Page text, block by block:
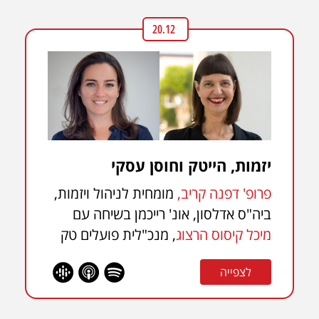
20.12
יזמות, הייטק וחוסן עסקי
פרופ' דפנה קריב, מומחית לניהול ויזמות,
ביה"ס אדלסון, אונ' רייכמןבשיחה עם
מיכל קיסוס הרצוג, מנכ"לית פועלים טק
לצפייה